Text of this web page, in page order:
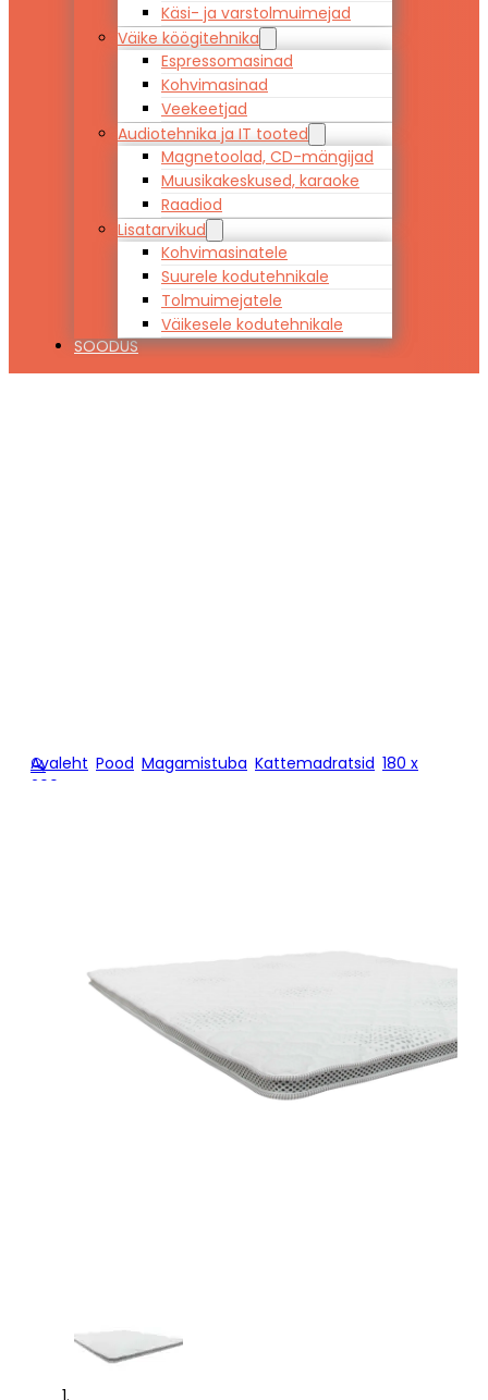
Käsi- ja varstolmuimejad
Väike köögitehnika
Espressomasinad
Kohvimasinad
Veekeetjad
Audiotehnika ja IT tooted
Magnetoolad, CD-mängijad
Muusikakeskused, karaoke
Raadiod
Lisatarvikud
Kohvimasinatele
Suurele kodutehnikale
Tolmuimejatele
Väikesele kodutehnikale
SOODUS
Avaleht Pood Magamistuba Kattemadratsid 180 x
200
🔍